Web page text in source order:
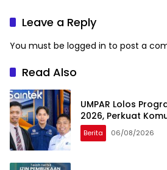
Leave a Reply
You must be logged in to post a
Read Also
UMPAR Lolos
2026, Perkuat
Berita 06/08/2026